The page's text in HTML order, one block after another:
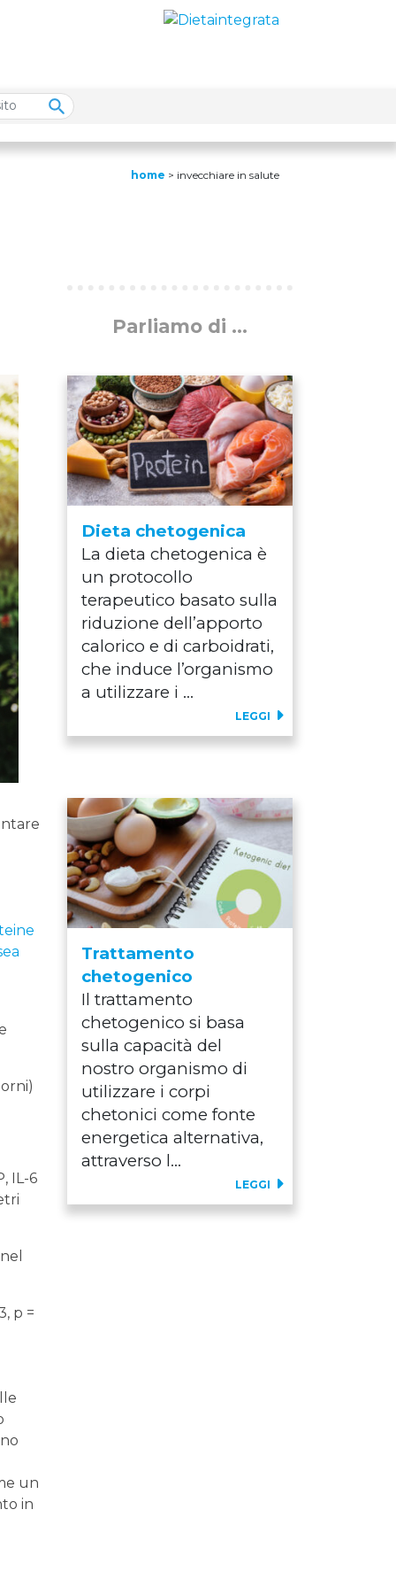
home > invecchiare in salute
IL-6
p =
un
in
Parliamo di ...
Dieta chetogenica
La dieta chetogenica è
un protocollo
terapeutico basato sulla
riduzione dell’apporto
calorico e di carboidrati,
che induce l’organismo
a utilizzare i ...
LEGGI
Trattamento
chetogenico
Il trattamento
chetogenico si basa
sulla capacità del
nostro organismo di
utilizzare i corpi
chetonici come fonte
energetica alternativa,
attraverso l...
LEGGI